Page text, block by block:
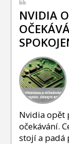
NVIDIA
Nvidia opět
očekávání.
stojí a padá